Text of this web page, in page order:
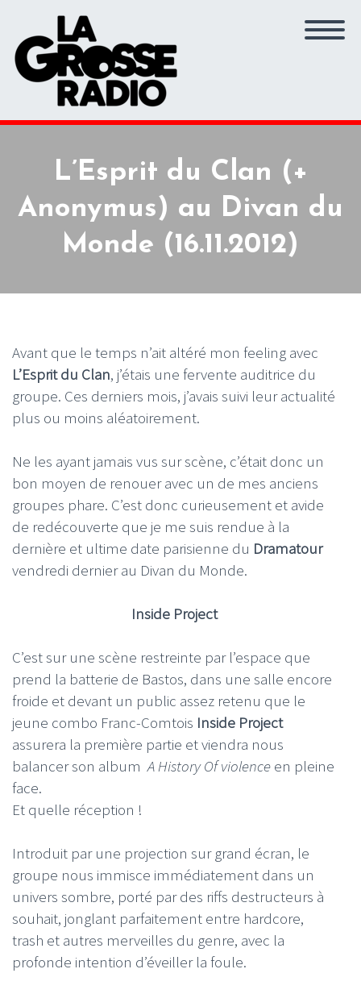
L’Esprit du Clan (+
Anonymus) au Divan du
Monde (16.11.2012)
Avant que le temps n’ait altéré mon feeling avec
L’Esprit du Clan, j’étais une fervente auditrice du
groupe. Ces derniers mois, j’avais suivi leur actualité
plus ou moins aléatoirement.
Ne les ayant jamais vus sur scène, c’était donc un
bon moyen de renouer avec un de mes anciens
groupes phare. C’est donc curieusement et avide
de redécouverte que je me suis rendue à la
dernière et ultime date parisienne du Dramatour
vendredi dernier au Divan du Monde.
Inside Project
C’est sur une scène restreinte par l’espace que
prend la batterie de Bastos, dans une salle encore
froide et devant un public assez retenu que le
jeune combo Franc-Comtois Inside Project
assurera la première partie et viendra nous
balancer son albumA History Of violence en pleine
face.
Et quelle réception !
Introduit par une projection sur grand écran, le
groupe nous immisce immédiatement dans un
univers sombre, porté par des riffs destructeurs à
souhait, jonglant parfaitement entre hardcore,
trash et autres merveilles du genre, avec la
profonde intention d’éveiller la foule.